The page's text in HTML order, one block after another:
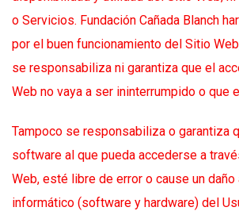
o Servicios. Fundación Cañada Blanch
por el buen funcionamiento del Sitio
se responsabiliza ni garantiza que el
Web no vaya a ser ininterrumpido o que
Tampoco se responsabiliza o garantiza
software al que pueda accederse a
Web, esté libre de error o cause un
informático (software y hardware) del